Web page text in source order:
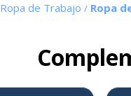
Ropa de Trabajo Ropa